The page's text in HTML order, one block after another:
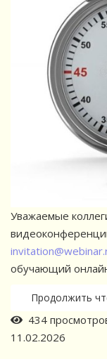
Уважаемые
обучающий
Продолжить
434
11.02.2026